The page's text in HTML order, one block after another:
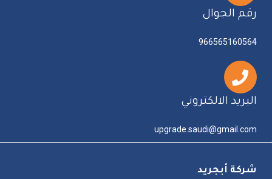
رقم الجوال
966565160564
البريد الالكتروني
upgrade.saudi@gmail.com
شركة أبجريد